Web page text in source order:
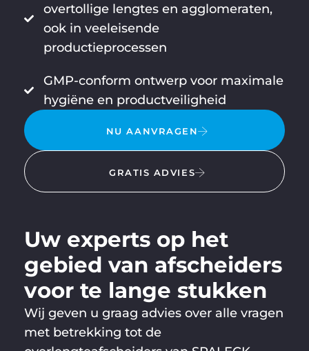
overtollige lengtes en agglomeraten,
ook in veeleisende
productieprocessen
GMP-conform ontwerp voor maximale
hygiëne en productveiligheid
NU AANVRAGEN
GRATIS ADVIES
Uw experts op het
gebied van afscheiders
voor te lange stukken
Wij geven u graag advies over alle vragen
met betrekking tot de
KLAUS